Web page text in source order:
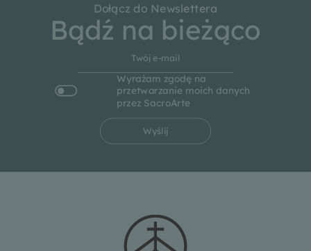
Dołącz do Newslettera
Bądź na bieżąco
Wyrażam zgodę na
przetwarzanie moich danych
przez SacroArte
Wyślij